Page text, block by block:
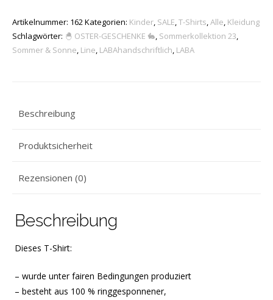
LABA
Artikelnummer: 162Kategorien: Kinder, SALE,T-Shirts,Alle, Kleidung
Schlagwörter: 🐣 OSTER-GESCHENKE 🐇, Sommerkollektion 23,
Sommer & Sonne, Line, LABAhandschriftlich, LABA
Beschreibung
Produktsicherheit
Rezensionen (0)
Beschreibung
Dieses T-Shirt:
– wurde unter fairen Bedingungen produziert
– besteht aus 100 % ringgesponnener,